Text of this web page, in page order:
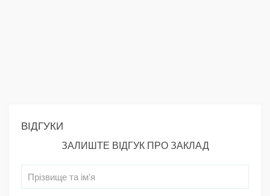
ВІДГУКИ
ЗАЛИШТЕ ВІДГУК ПРО ЗАКЛАД